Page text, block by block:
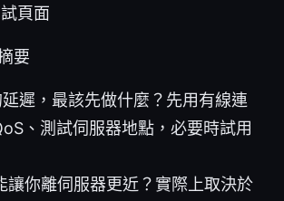
頁面
要
遲，最該先做什麼？先用有線連
、測試伺服器地點，必要時試用
讓你離伺服器更近？實際上取決於